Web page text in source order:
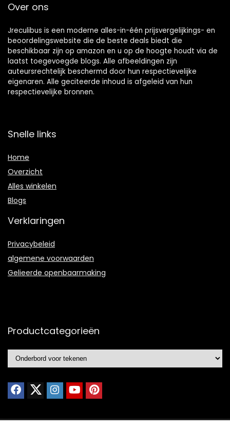
Over ons
Jreculibus is een moderne alles-in-één prijsvergelijkings- en
beoordelingswebsite die de beste deals biedt die
beschikbaar zijn op amazon en u op de hoogte houdt via de
laatst toegevoegde blogs. Alle afbeeldingen zijn
auteursrechtelijk beschermd door hun respectievelijke
eigenaren. Alle geciteerde inhoud is afgeleid van hun
respectievelijke bronnen.
Snelle links
Home
Overzicht
Alles winkelen
Blogs
Verklaringen
Privacybeleid
algemene voorwaarden
Gelieerde openbaarmaking
Productcategorieën